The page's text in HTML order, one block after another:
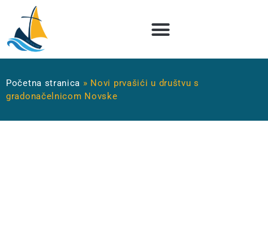
Početna stranica » Novi prvašići u društvu s
gradonačelnicom Novske